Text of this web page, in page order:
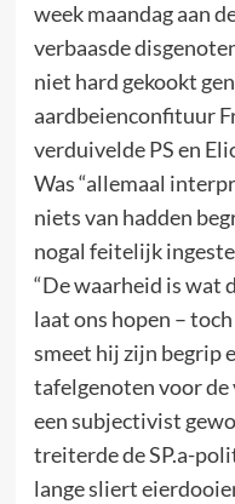
week maandag aan
verbaasde
niet hard gekookt
aardbeienconfituur
verduivelde PS en
Was “allemaal
niets van hadden
nogal feitelijk
“De waarheid is wat
laat ons hopen –
smeet hij zijn begrip
tafelgenoten voor de
een subjectivist
treiterde de SP.a-
lange sliert